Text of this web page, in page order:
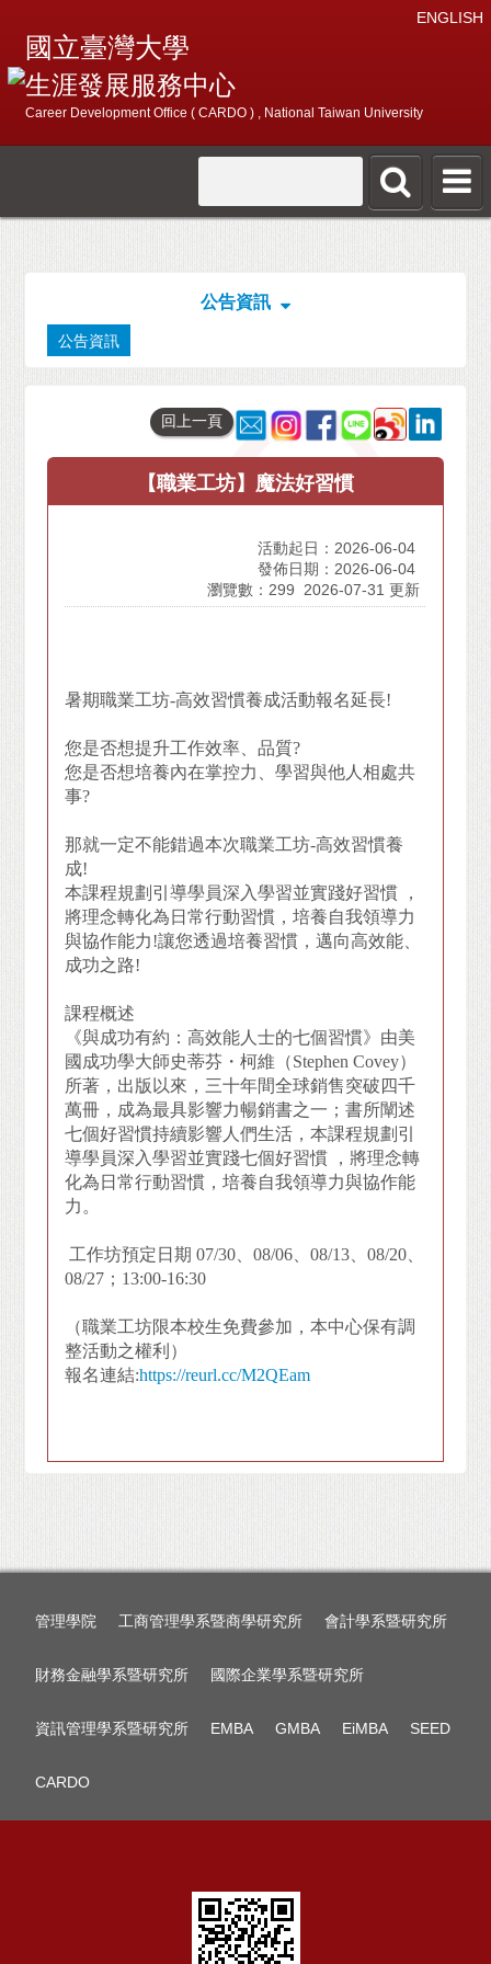
ENGLISH
國立臺灣大學
生涯發展服務中心
Career Development Office ( CARDO ) , National Taiwan University
公告資訊
公告資訊
回上一頁
【職業工坊】魔法好習慣
活動起日：2026-06-04
發佈日期：2026-06-04
瀏覽數：299
2026-07-31 更新
暑期職業工坊-高效習慣養成活動報名延長!
您是否想提升工作效率、品質?
您是否想培養內在掌控力、學習與他人相處共
事?
那就一定不能錯過本次職業工坊-高效習慣養
成!
本課程規劃引導學員深入學習並實踐好習慣 ，
將理念轉化為日常行動習慣，培養自我領導力
與協作能力!讓您透過培養習慣，邁向高效能、
成功之路!
課程概述
《與成功有約：高效能人士的七個習慣》由美
國成功學大師史蒂芬・柯維（Stephen Covey）
所著，出版以來，三十年間全球銷售突破四千
萬冊，成為最具影響力暢銷書之一；書所闡述
七個好習慣持續影響人們生活，本課程規劃引
導學員深入學習並實踐七個好習慣 ，將理念轉
化為日常行動習慣，培養自我領導力與協作能
力。
工作坊預定日期 07/30、08/06、08/13、08/20、
08/27；13:00-16:30
（職業工坊限本校生免費參加，本中心保有調
整活動之權利）
報名連結:https://reurl.cc/M2QEam
管理學院 工商管理學系暨商學研究所 會計學系暨研究所
財務金融學系暨研究所 國際企業學系暨研究所
資訊管理學系暨研究所 EMBA GMBA EiMBA SEED
CARDO